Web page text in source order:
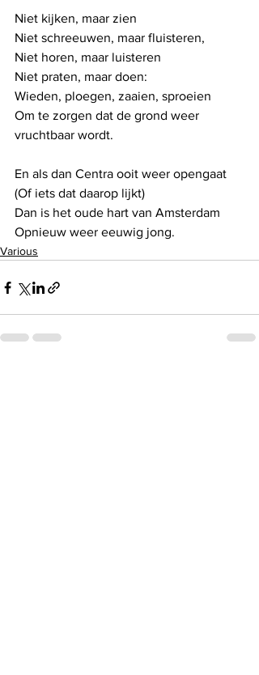
Niet kijken, maar zien
Niet schreeuwen, maar fluisteren,
Niet horen, maar luisteren
Niet praten, maar doen:
Wieden, ploegen, zaaien, sproeien
Om te zorgen dat de grond weer
vruchtbaar wordt.
En als dan Centra ooit weer opengaat
(Of iets dat daarop lijkt)
Dan is het oude hart van Amsterdam
Opnieuw weer eeuwig jong.
Various